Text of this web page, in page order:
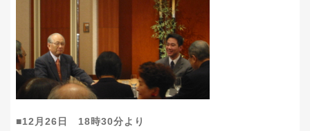
■12月26日 18時30分より